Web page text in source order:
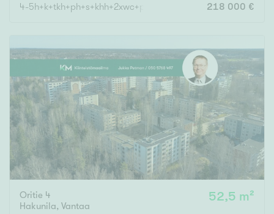
4-5h+k+tkh+ph+s+khh+2xwc+parveke+terassi/1h+kt+ph+vh
218 000 €
Oritie 4
Hakunila, Vantaa
52,5 m²